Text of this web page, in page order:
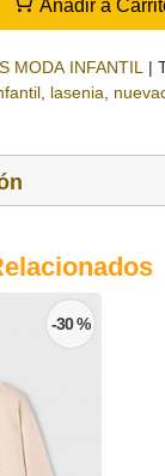
Añadir a
MODA INFANTIL |
lasenia
-30 %